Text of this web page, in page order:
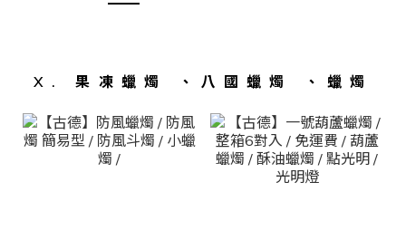
X. 果凍蠟燭 、八國蠟燭 、蠟燭